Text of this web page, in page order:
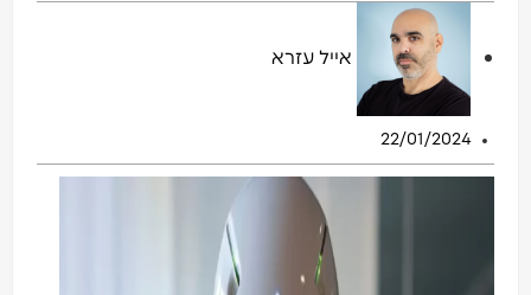
אייל עזרא
22/01/2024